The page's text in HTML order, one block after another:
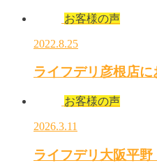
お客様の声
2022.8.25
ライフデリ彦根店に
お客様の声
2026.3.11
ライフデリ大阪平